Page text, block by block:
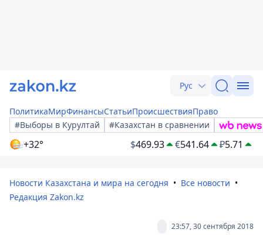
Рус
ПолитикаМирФинансыСтатьиПроисшествияПраво
#Выборы в Курултай
#Казахстан в сравнении
+32° $469.93 €541.64 ₽5.71
Новости Казахстана и мира на сегодня
Все новости
Редакция Zakon.kz
23:57, 30 сентября 2018